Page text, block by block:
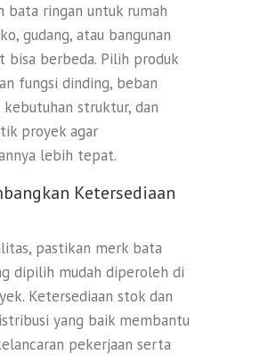
bata ringan untuk rumah
gudang, atau bangunan
bisa berbeda. Pilih produk
fungsi dinding, beban
kebutuhan struktur, dan
proyek agar
lebih tepat.
Ketersediaan
pastikan merk bata
dipilih mudah diperoleh di
Ketersediaan stok dan
yang baik membantu
pekerjaan serta